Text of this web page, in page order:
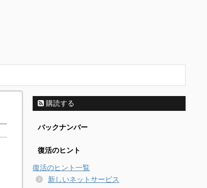
購読する
バックナンバー
復活のヒント
復活のヒント一覧
新しいネットサービス